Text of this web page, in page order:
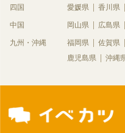
四国 愛媛県 香川県
中国 岡山県 広島県
九州・沖縄 福岡県 佐賀県
鹿児島県
沖縄